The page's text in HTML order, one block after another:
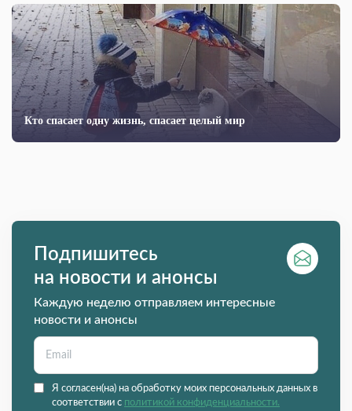
Кто спасает одну жизнь, спасает целый мир
Подпишитесь
на новости и анонсы
Каждую неделю отправляем интересные
новости и анонсы
Я согласен(на) на обработку моих персональных данных в
соответствии с политикой конфиденциальности.